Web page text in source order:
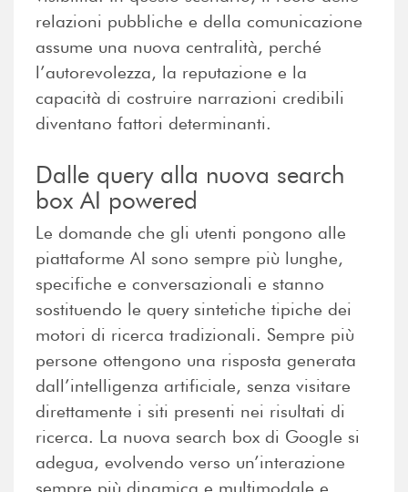
relazioni pubbliche e della comunicazione
assume una nuova centralità, perché
l’autorevolezza, la reputazione e la
capacità di costruire narrazioni credibili
diventano fattori determinanti.
Dalle query alla nuova search
box AI powered
Le domande che gli utenti pongono alle
piattaforme AI sono sempre più lunghe,
specifiche e conversazionali e stanno
sostituendo le query sintetiche tipiche dei
motori di ricerca tradizionali. Sempre più
persone ottengono una risposta generata
dall’intelligenza artificiale, senza visitare
direttamente i siti presenti nei risultati di
ricerca. La nuova search box di Google si
adegua, evolvendo verso un’interazione
sempre più dinamica e multimodale e